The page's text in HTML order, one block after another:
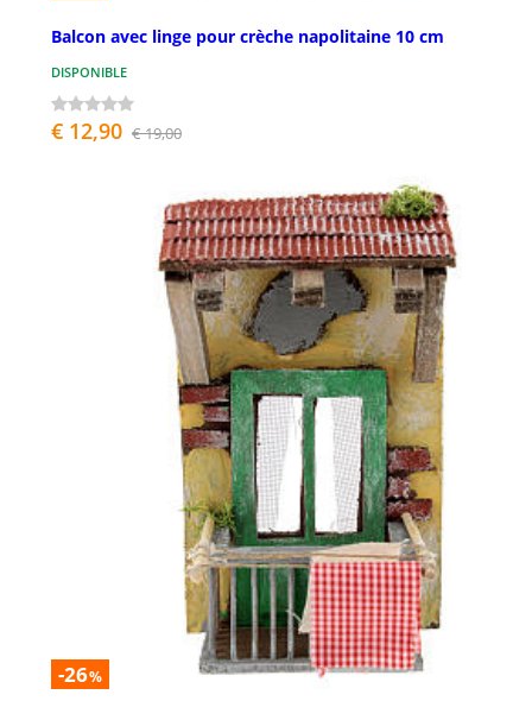
Balcon avec linge pour crèche napolitaine 10 cm
DISPONIBLE
€ 12,90 € 19,00
-26%